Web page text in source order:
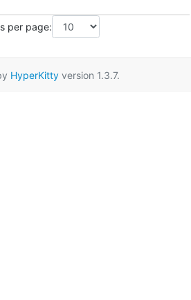
per page:
HyperKittyversion 1.3.7.